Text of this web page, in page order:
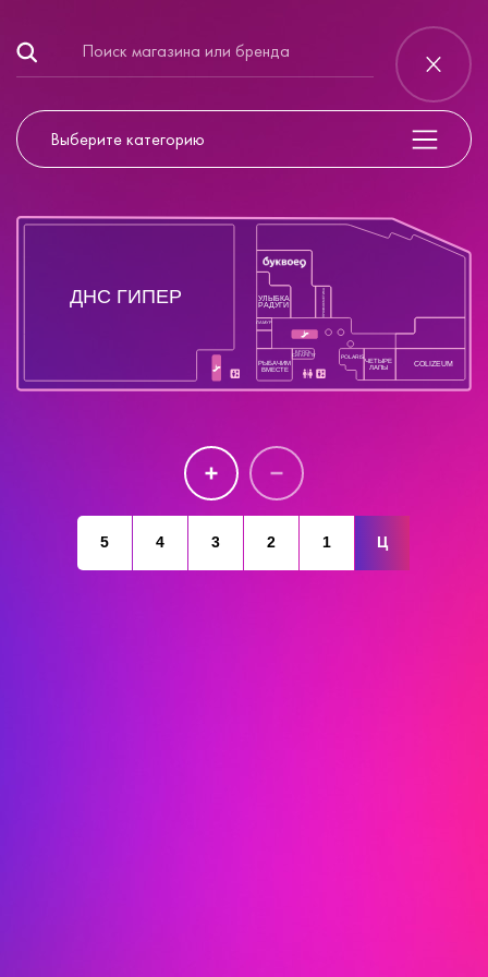
Выберите категорию
ДНС ГИПЕР
РЫБАЧИМ
ВМЕСТЕ
БРОСЬ
СИГАРЕТУ
ЛАМУР
УЛЫБКА
РАДУГИ ПРОФКОСМЕТИКА
COLIZEUM
ЧЕТЫРЕ
ЛАПЫ
POLARIS
5 4 3 2 1 Ц